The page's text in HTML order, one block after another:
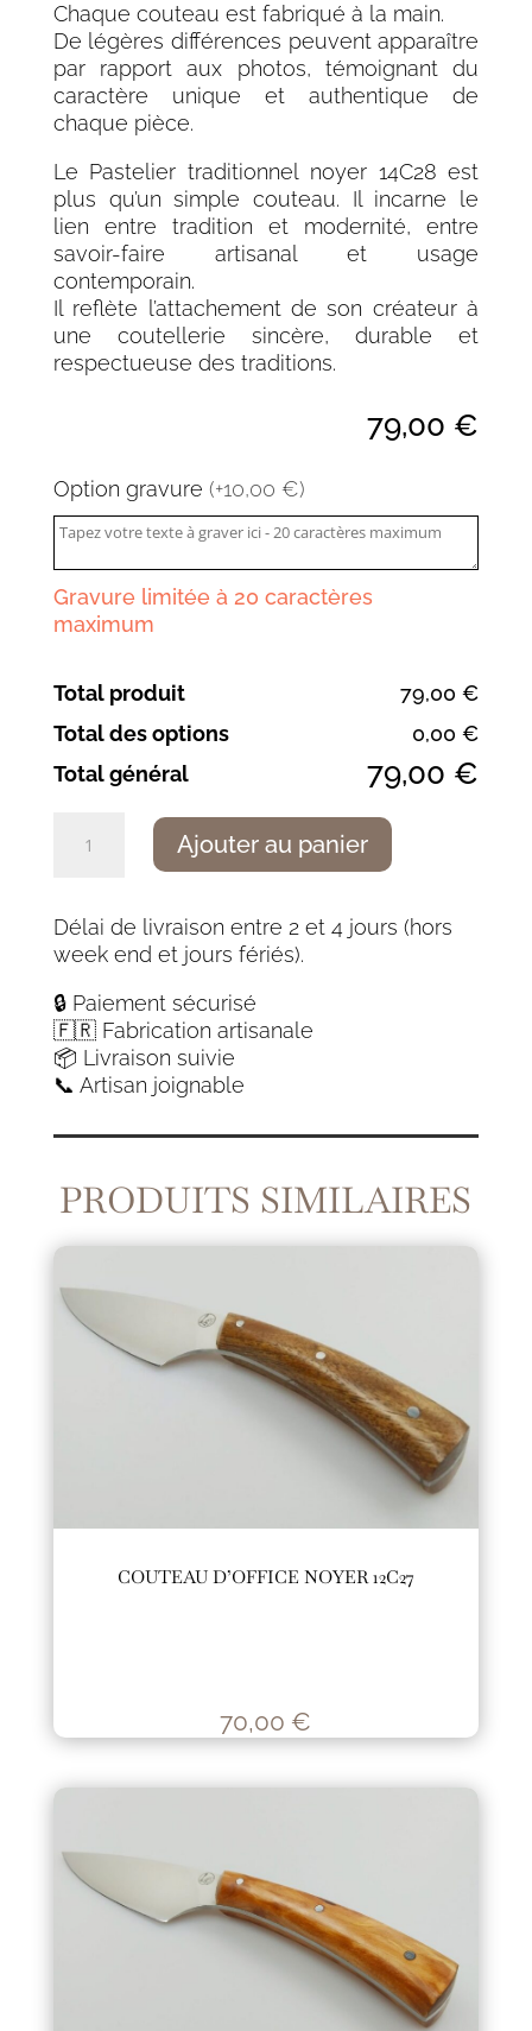
Chaque couteau est fabriqué à la main.
De légères différences peuvent apparaître
par rapport aux photos, témoignant du
caractère unique et authentique de
chaque pièce.
Le Pastelier traditionnel noyer 14C28 est
plus qu’un simple couteau. Il incarne le
lien entre tradition et modernité, entre
savoir-faire artisanal et usage
contemporain.
Il reflète l’attachement de son créateur à
une coutellerie sincère, durable et
respectueuse des traditions.
79,00 €
Option gravure (+10,00 €)
Gravure limitée à 20 caractères
maximum
Total produit
79,00 €
Total des options
0,00 €
Total général
79,00 €
noyer
14c28
(inoxydable)
Ajouter au panier
Délai de livraison entre 2 et 4 jours (hors
week end et jours fériés).
🔒 Paiement sécurisé
🇫🇷 Fabrication artisanale
📦 Livraison suivie
📞 Artisan joignable
PRODUITS SIMILAIRES
COUTEAU D’OFFICE NOYER 12C27
70,00 €